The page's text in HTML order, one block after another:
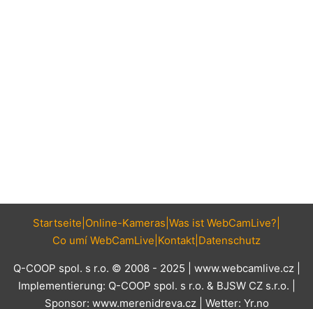
Startseite Online-Kameras Was ist WebCamLive?
Co umí WebCamLive Kontakt Datenschutz
Q-COOP spol. s r.o. © 2008 - 2025 | www.webcamlive.cz|
Implementierung: Q-COOP spol. s r.o. & BJSW CZ s.r.o.
Sponsor: www.merenidreva.cz| Wetter: Yr.no